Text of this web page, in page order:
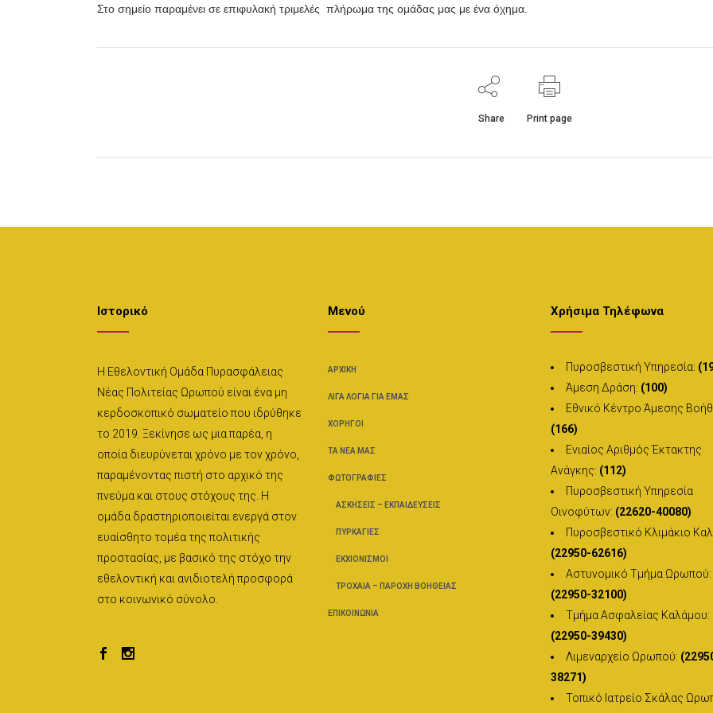
Στο σημείο παραμένει σε επιφυλακή τριμελές πλήρωμα της ομάδας μας με ένα όχημα.
Share Print page
Ιστορικό
Η Εθελοντική Ομάδα Πυρασφάλειας
Νέας Πολιτείας Ωρωπού είναι ένα μη
κερδοσκοπικό σωματείο που ιδρύθηκε
το 2019. Ξεκίνησε ως μια παρέα, η
οποία διευρύνεται χρόνο με τον χρόνο,
παραμένοντας πιστή στο αρχικό της
πνεύμα και στους στόχους της. Η
ομάδα δραστηριοποιείται ενεργά στον
ευαίσθητο τομέα της πολιτικής
προστασίας, με βασικό της στόχο την
εθελοντική και ανιδιοτελή προσφορά
στο κοινωνικό σύνολο.
Μενού
ΑΡΧΙΚΉ
ΛΊΓΑ ΛΌΓΙΑ ΓΙΑ ΕΜΆΣ
ΧΟΡΗΓΟΊ
ΤΑ ΝΈΑ ΜΑΣ
ΦΩΤΟΓΡΑΦΊΕΣ
ΑΣΚΉΣΕΙΣ – ΕΚΠΑΙΔΕΎΣΕΙΣ
ΠΥΡΚΑΓΙΈΣ
ΕΚΧΙΟΝΙΣΜΟΊ
ΤΡΟΧΑΊΑ – ΠΑΡΟΧΉ ΒΟΗΘΕΊΑΣ
ΕΠΙΚΟΙΝΩΝΊΑ
Χρήσιμα Τηλέφωνα
Πυροσβεστική Υπηρεσία:
Άμεση Δράση: (100)
Εθνικό Κέντρο Άμεσης
(166)
Ενιαίος Αριθμός Έκτακτης
Ανάγκης: (112)
Πυροσβεστική Υπηρεσία
Οινοφύτων: (22620-40080)
Πυροσβεστικό Κλιμάκιο
(22950-62616)
Αστυνομικό Τμήμα Ωρωπού:
(22950-32100)
Τμήμα Ασφαλείας Καλάμου:
(22950-39430)
Λιμεναρχείο Ωρωπού:
38271)
Τοπικό Ιατρείο Σκάλας